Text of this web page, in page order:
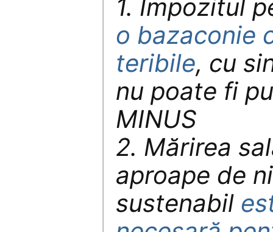
1. Impozitul
o bazaconie
teribile, cu
nu poate fi
MINUS
2. Mărirea
aproape de
sustenabil